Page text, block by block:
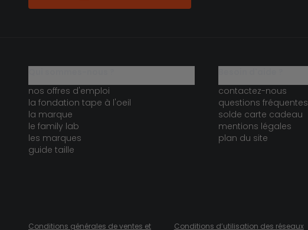
nos offres d'emploi
la fondation tape à l'oeil
la marque
le family lab
les marques
guide taille
contactez-nous
questions fréquentes
solde carte cadeau
mentions légales
plan du site
Conditions générales de ventes et Conditions d’utilisation des réseaux